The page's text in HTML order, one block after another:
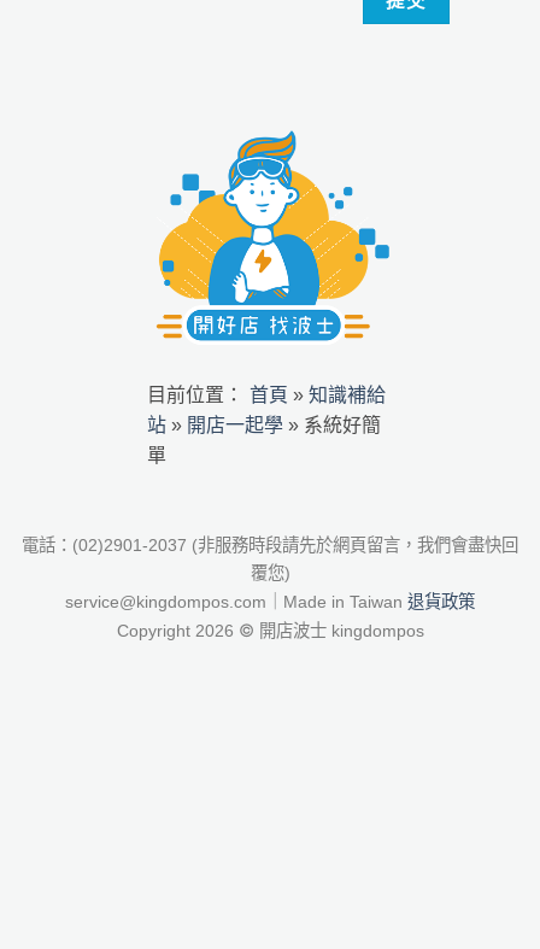
目前位置： 首頁 » 知識補給
站» 開店一起學» 系統好簡
單
電話：(02)2901-2037 (非服務時段請先於網頁留言，我們會盡快回
覆您)
service@kingdompos.com｜Made in Taiwan 退貨政策
Copyright 2026 © 開店波士 kingdompos